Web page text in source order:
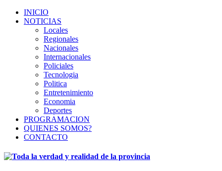
INICIO
NOTICIAS
Locales
Regionales
Nacionales
Internacionales
Policiales
Tecnologia
Politica
Entretenimiento
Economia
Deportes
PROGRAMACION
QUIENES SOMOS?
CONTACTO